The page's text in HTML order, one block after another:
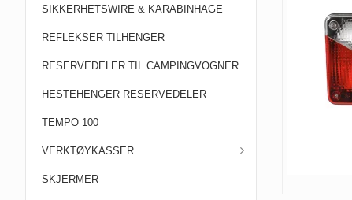
SIKKERHETSWIRE & KARABINHAGE
REFLEKSER TILHENGER
RESERVEDELER TIL CAMPINGVOGNER
HESTEHENGER RESERVEDELER
TEMPO 100
VERKTØYKASSER
SKJERMER